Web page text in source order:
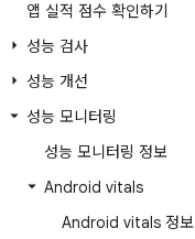
앱 실적 점수 확인하기
성능 검사
성능 개선
성능 모니터링
성능 모니터링 정보
Android vitals
Android vitals 정보